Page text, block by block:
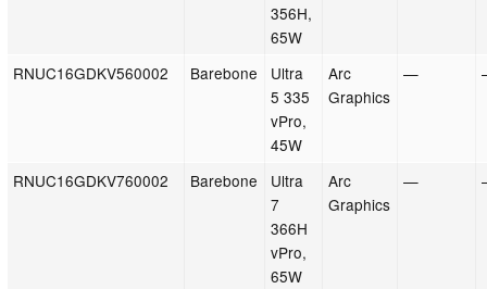
356H,
65W
RNUC16GDKV560002 Barebone
Ultra
5 335
vPro,
45W
Arc
Graphics
—
RNUC16GDKV760002 Barebone
Ultra
7
366H
vPro,
65W
Arc
Graphics
—